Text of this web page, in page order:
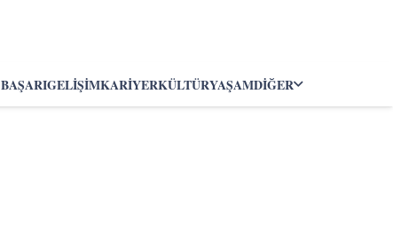
BAŞARIGELIŞIMKARIYERKÜLTÜRYAŞAMDIĞER